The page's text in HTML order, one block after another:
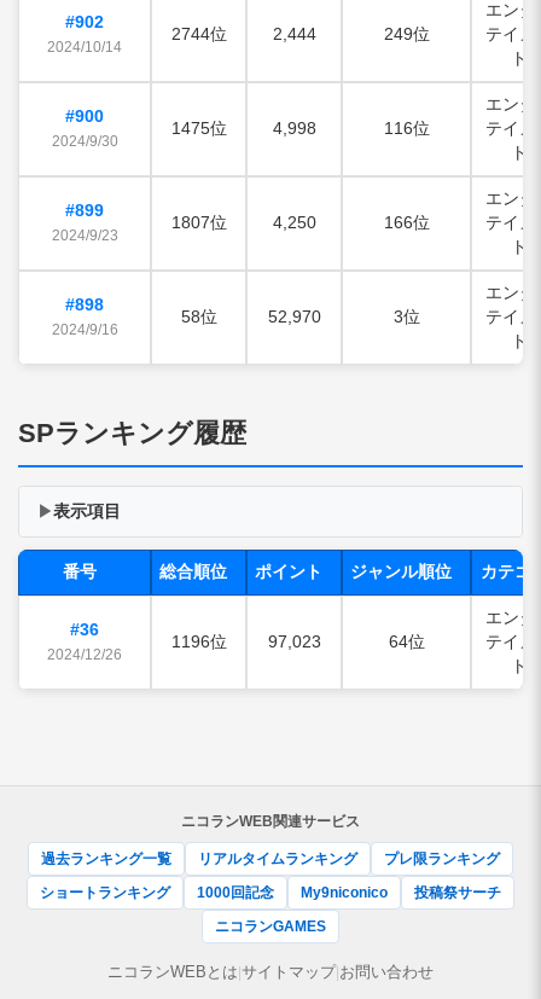
#902
2024/10/14
2744位 2,444 249位
エンタ
テイメ
ト
#900
2024/9/30
1475位 4,998 116位
エンタ
テイメ
ト
#899
2024/9/23
1807位 4,250 166位
エンタ
テイメ
ト
#898
2024/9/16
58位 52,970 3位
エンタ
テイメ
ト
SPランキング履歴
▶表示項目
番号 総合順位 ポイント ジャンル順位 カテゴ
#36
2024/12/26
1196位 97,023 64位
エンタ
テイメ
ト
ニコランWEB関連サービス
過去ランキング一覧 リアルタイムランキング
プレ限ランキング
ショートランキング
1000回記念 My9niconico
投稿祭サーチ
ニコランGAMES
ニコランWEBとは|サイトマップ|お問い合わせ